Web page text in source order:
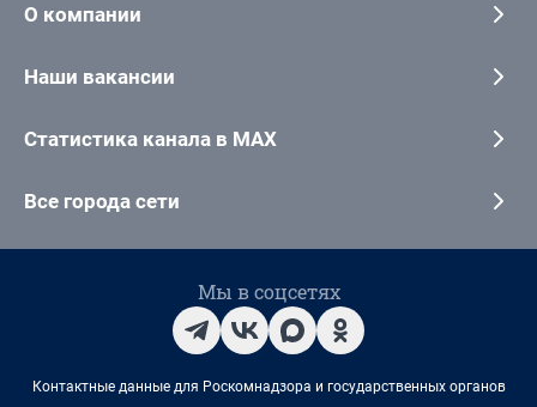
О компании
Наши вакансии
Статистика канала в MAX
Все города сети
Мы в соцсетях
Контактные данные для Роскомнадзора и государственных органов